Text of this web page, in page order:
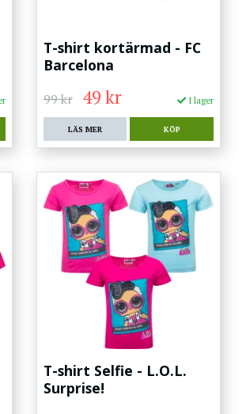
T-shirt kortärmad - FC
Barcelona
99 kr 49 kr I lager
LÄS MER KÖP
T-shirt Selfie - L.O.L.
Surprise!